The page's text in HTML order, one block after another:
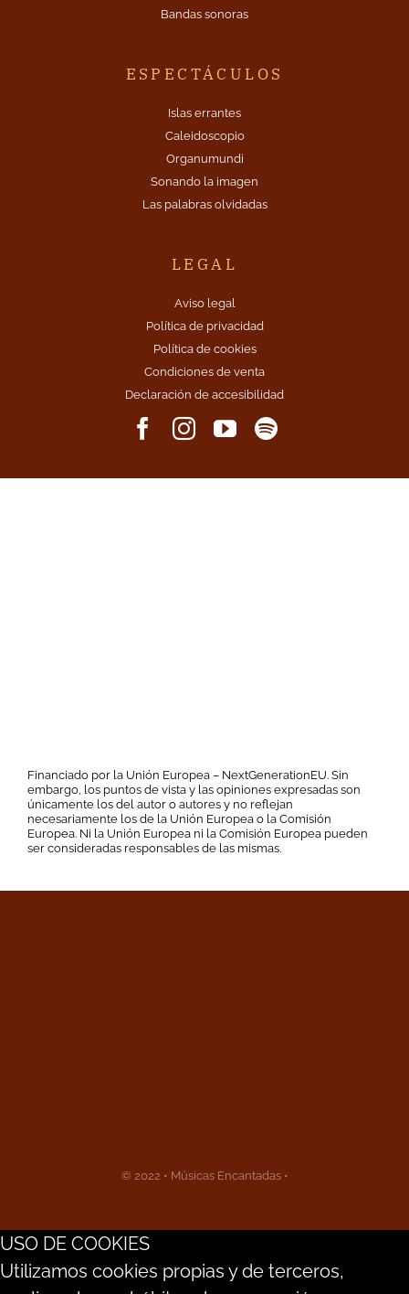
ESPECTÁCULOS
Islas errantes
Caleidoscopio
Organumundi
Sonando la imagen
Las palabras olvidadas
Bandas sonoras
LEGAL
Aviso legal
Política de privacidad
Política de cookies
Condiciones de venta
Declaración de accesibilidad
Financiado por la Unión Europea – NextGenerationEU. Sin
embargo, los puntos de vista y las opiniones expresadas son
únicamente los del autor o autores y no reflejan
necesariamente los de la Unión Europea o la Comisión
Europea. Ni la Unión Europea ni la Comisión Europea pueden
ser consideradas responsables de las mismas.
© 2022 • Músicas Encantadas •
USO DE COOKIES
Utilizamos cookies propias y de terceros,